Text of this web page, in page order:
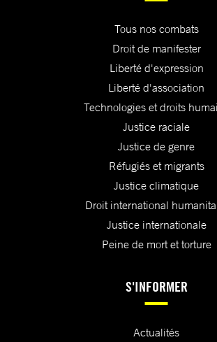
Tous nos combats
Droit de manifester
Liberté d'expression
Liberté d'association
Technologies et droits
Justice raciale
Justice de genre
Réfugiés et migrants
Justice climatique
Droit international
Justice internationale
Peine de mort et torture
S'INFORMER
Actualités